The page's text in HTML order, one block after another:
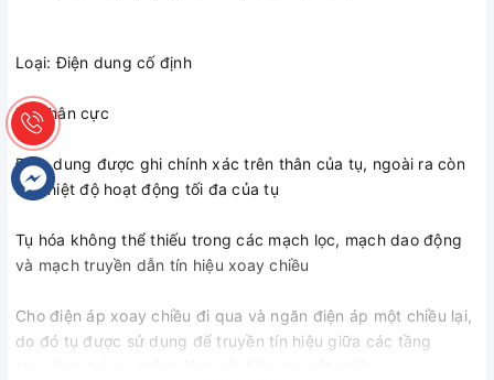
Loại: Điện dung cố định
Tụ phân cực
Điện dung được ghi chính xác trên thân của tụ, ngoài ra còn
có nhiệt độ hoạt động tối đa của tụ
Tụ hóa không thể thiếu trong các mạch lọc, mạch dao động
và mạch truyền dẫn tín hiệu xoay chiều
Cho điện áp xoay chiều đi qua và ngăn điện áp một chiều lại,
do đó tụ được sử dụng để truyền tín hiệu giữa các tầng